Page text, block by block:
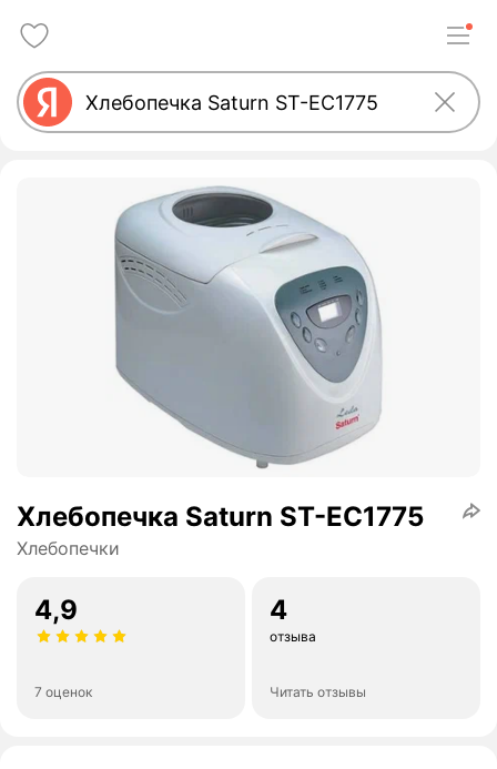
Хлебопечка Saturn ST-EC1775
Хлебопечки
4,9
7 оценок
4
отзыва
Читать отзывы